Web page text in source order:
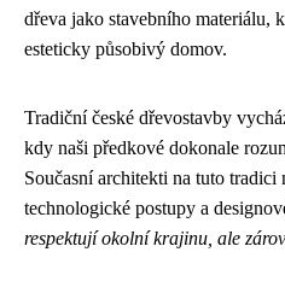
dřeva jako stavebního materiálu,
esteticky působivý domov.
Tradiční české dřevostavby
kdy naši předkové dokonale
Současní architekti na tuto
technologické postupy a
respektují okolní krajinu, ale